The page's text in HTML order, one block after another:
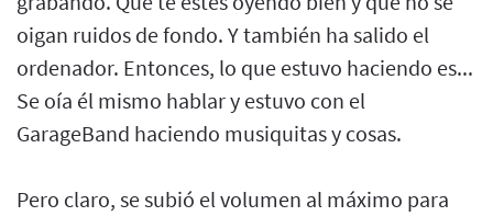
oigan ruidos de fondo. Y también ha salido el
ordenador. Entonces, lo que estuvo haciendo es...
Se oía él mismo hablar y estuvo con el
GarageBand haciendo musiquitas y cosas.
Pero claro, se subió el volumen al máximo para